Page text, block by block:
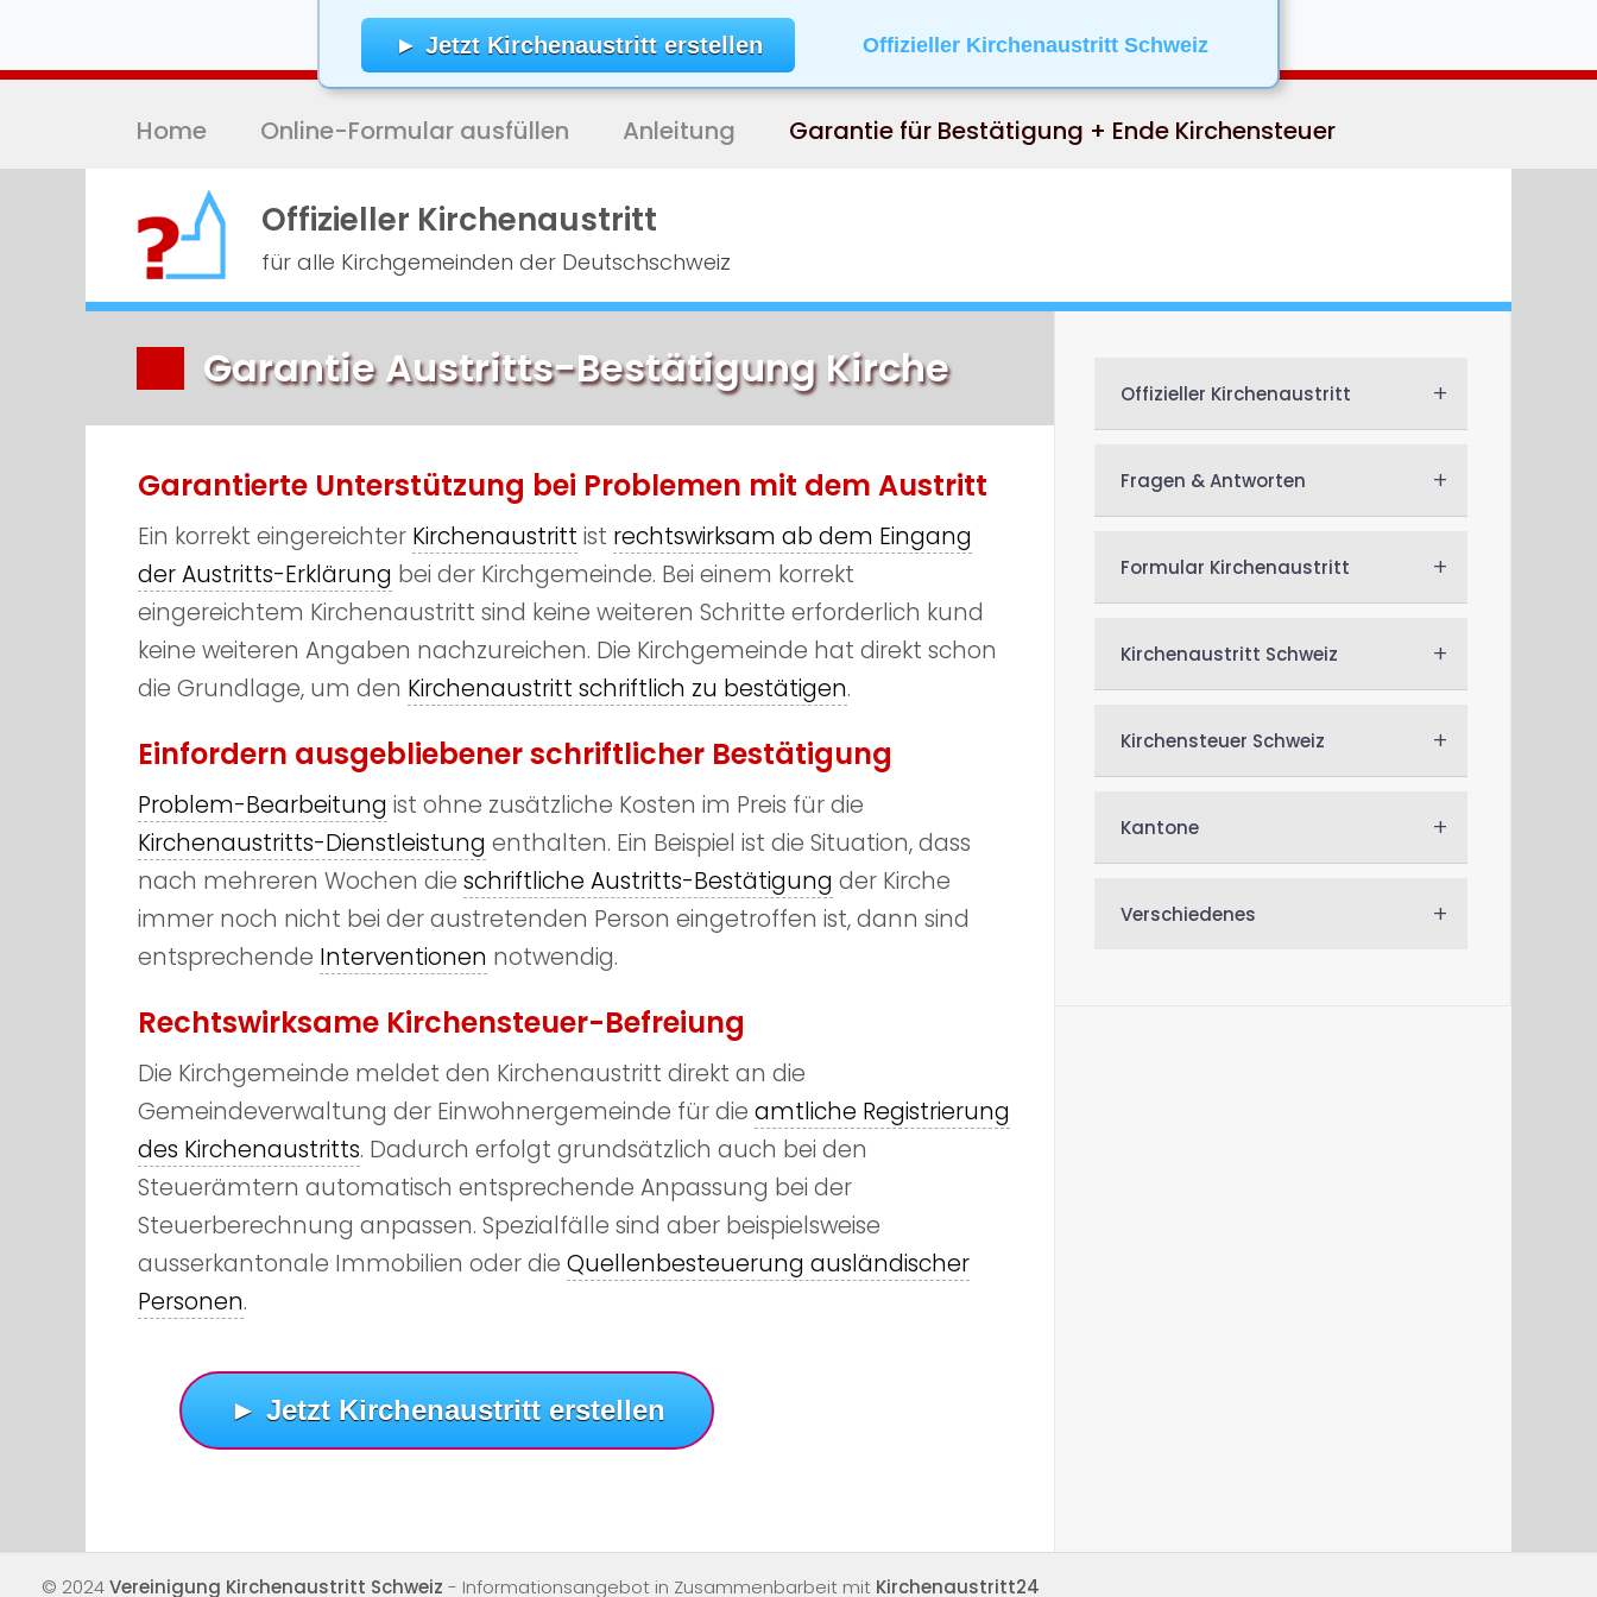
content
Enter)
► Jetzt Kirchenaustritt erstellen Offizieller Kirchenaustritt Schweiz
Home Online-Formular ausfüllen Anleitung Garantie für Bestätigung + Ende Kirchensteuer
Offizieller Kirchenaustritt
für alle Kirchgemeinden der Deutschschweiz
Garantie Austritts-Bestätigung Kirche
Garantierte Unterstützung bei Problemen mit dem Austritt
Ein korrekt eingereichter Kirchenaustritt ist rechtswirksam ab dem Eingang
der Austritts-Erklärung bei der Kirchgemeinde. Bei einem korrekt
eingereichtem Kirchenaustritt sind keine weiteren Schritte erforderlich kund
keine weiteren Angaben nachzureichen. Die Kirchgemeinde hat direkt schon
die Grundlage, um den Kirchenaustritt schriftlich zu bestätigen.
Einfordern ausgebliebener schriftlicher Bestätigung
Problem-Bearbeitung ist ohne zusätzliche Kosten im Preis für die
Kirchenaustritts-Dienstleistung enthalten. Ein Beispiel ist die Situation, dass
nach mehreren Wochen die schriftliche Austritts-Bestätigung der Kirche
immer noch nicht bei der austretenden Person eingetroffen ist, dann sind
entsprechende Interventionen notwendig.
Rechtswirksame Kirchensteuer-Befreiung
Die Kirchgemeinde meldet den Kirchenaustritt direkt an die
Gemeindeverwaltung der Einwohnergemeinde für die amtliche Registrierung
des Kirchenaustritts. Dadurch erfolgt grundsätzlich auch bei den
Steuerämtern automatisch entsprechende Anpassung bei der
Steuerberechnung anpassen. Spezialfälle sind aber beispielsweise
ausserkantonale Immobilien oder die Quellenbesteuerung ausländischer
Personen.
► Jetzt Kirchenaustritt erstellen
+
Offizieller Kirchenaustritt
+
Fragen & Antworten
+
Formular Kirchenaustritt
+
Kirchenaustritt Schweiz
+
Kirchensteuer Schweiz
+
Kantone
+
Verschiedenes
© 2024Vereinigung Kirchenaustritt Schweiz - Informationsangebot in Zusammenbarbeit mit Kirchenaustritt24